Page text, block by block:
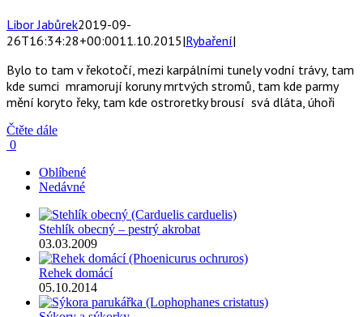
Libor Jabůrek2019-09-
26T16:34:28+00:0011.10.2015|Rybaření|
Bylo to tam v řekotočí, mezi karpálními tunely vodní trávy, tam
kde sumci mramorují koruny mrtvých stromů, tam kde parmy
mění koryto řeky, tam kde ostroretky brousí svá dláta, úhoři
Čtěte dále
0
Oblíbené
Nedávné
Stehlík obecný – pestrý akrobat
03.03.2009
Rehek domácí
05.10.2014